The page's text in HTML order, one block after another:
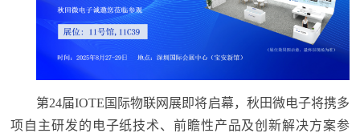
第24届IOTE国际物联网展即将启幕，秋田微电子将携多
项自主研发的电子纸技术、前瞻性产品及创新解决方案参